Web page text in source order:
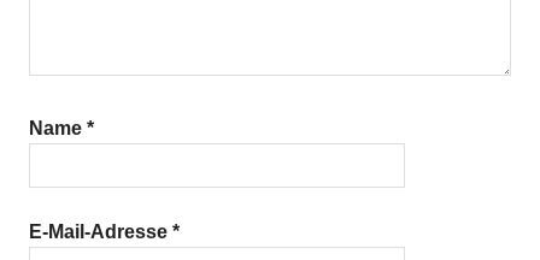
Name *
E-Mail-Adresse *